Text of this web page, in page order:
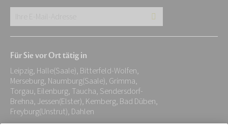
E-
Adresse:
*
Für Sie vor Ort tätig in
Leipzig, Halle(Saale), Bitterfeld-Wolfen,
Merseburg, Naumburg(Saale), Grimma,
Torgau, Eilenburg, Taucha, Sendersdorf-
Brehna, Jessen(Elster), Kemberg, Bad Düben,
Freyburg(Unstrut), Dahlen